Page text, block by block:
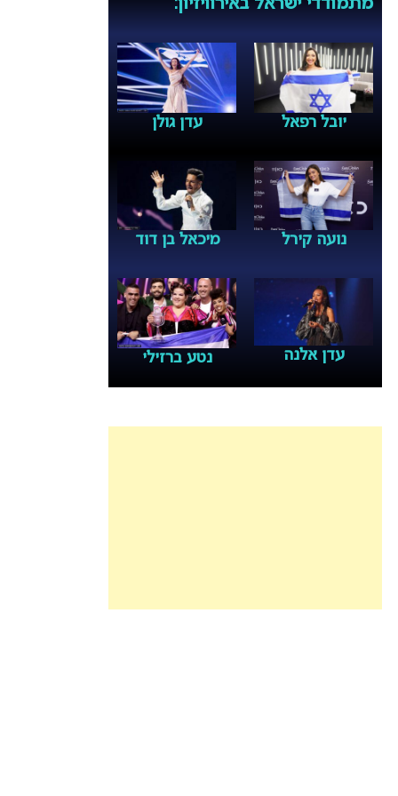
מתמודדי ישראל באירוויזיון:
יובל רפאל עדן גולן
נועה קירל מיכאל בן דוד
עדן אלנה נטע ברזילי